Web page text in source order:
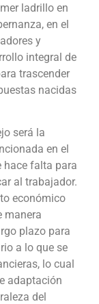
ladrillo en
en el
y
integral de
trascender
nacidas
será la
en el
hace falta para
al trabajador.
económico
manera
plazo para
a lo que se
lo cual
adaptación
del